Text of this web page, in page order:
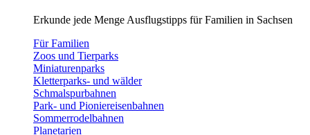
Erkunde jede Menge Ausflugstipps für Familien in Sachsen
Für Familien
Zoos und Tierparks
Miniaturenparks
Kletterparks- und wälder
Schmalspurbahnen
Park- und Pioniereisenbahnen
Sommerrodelbahnen
Planetarien